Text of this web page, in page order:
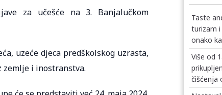
za učešće na 3. Banjalučkom
uzeće djeca predškolskog uzrasta,
i inostranstva.
Taste
turizam
onako
Više od
čišćenja